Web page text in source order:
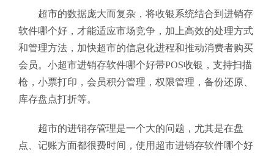
超市的数据庞大而复杂，将收银系统结合到进销存
软件哪个好，才能适应市场竞争，加上高效的处理方式
和管理方法，加快超市的信息化进程和推动消费者购买
会员。小超市进销存软件哪个好带POS收银，支持扫描
枪，小票打印，会员积分管理，权限管理，备份还原、
库存盘点打折等。
超市的进销存管理是一个大的问题，尤其是在盘
点、记账方面都很费时间，使用超市进销存软件哪个好